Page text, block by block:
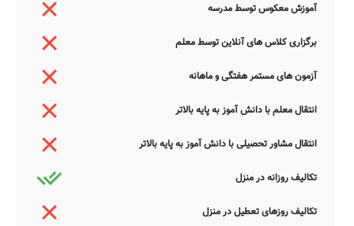
آموزش معکوس توسط مدرسه
برگزاری کلاس های آنلاین توسط معلم
آزمون های مستمر هفتگی و ماهانه
انتقال معلم با دانش آموز به پایه بالاتر
انتقال مشاور تحصیلی با دانش آموز به پایه بالاتر
تکالیف روزانه در منزل
تکالیف روزهای تعطیل در منزل